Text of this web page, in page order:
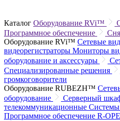
Каталог Оборудование RVi™
Программное обеспечение
Оборудование RVi™ Сетевые
видеорегистраторы Мониторы
оборудование и аксессуары
Специализированные решения
громкоговорители
Оборудование RUBEZH™
оборудование
Серверный
телекоммуникационные
Программное обеспечение R-